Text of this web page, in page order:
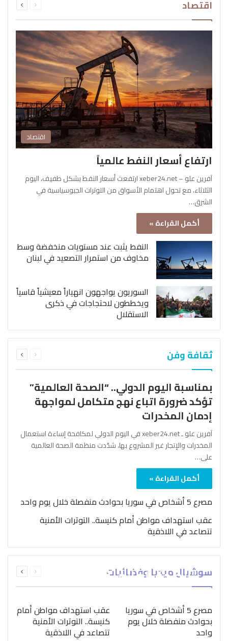
اقتصاد الصفحةالصفحة
اقتصاد
ارتفاع أسعار النفط عالمياً
آفرين علو – xeber24.net ارتفعت أسعار النفط بشكل طفيف، اليوم
الثلاثاء، مع تحول اهتمام الأسواق من التوترات الجيوسياسية في
الشرق…
أكمل القراءة »
النفط يثبت عند مستويات منخفضة وسط
مخاوف من استمرار التصعيد في لبنان
السوريون يواجهون انهياراً معيشياً قاسياً
ويخططون لاحتجاجات في ذكرى
الاستقلال
ثقافة وفن الصفحةالصفحة
بمناسبة اليوم الدولي.. “الصحة العالمية”
تؤكد ضرورة اتباع نهج متكامل لمواجهة
إدمان المخدرات
آفرين علو ـ xeber24.net في اليوم الدولي لمكافحة إساءة استعمال
المخدرات والإتجار غير المشروع بها، شدّدت منظمة الصحة العالمية
على…
أكمل القراءة »
مصرع 5 أشخاص في سوريا بحوادث منفصلة خلال يوم واحد
عقب استهداف مواطن أمام كنيسة.. التوترات الأمنية
تتصاعد في اللاذقية
سوشيال ميديا وفضائيات الصفحةالصفحة
بمناسبة اليوم الدولي..
“الصحة العالمية” تؤكد
ضرورة اتباع نهج متكامل
لمواجهة إدمان المخدرات
مصرع 5 أشخاص في سوريا
بحوادث منفصلة خلال يوم
واحد
عقب استهداف مواطن أمام
كنيسة.. التوترات الأمنية
تتصاعد في اللاذقية